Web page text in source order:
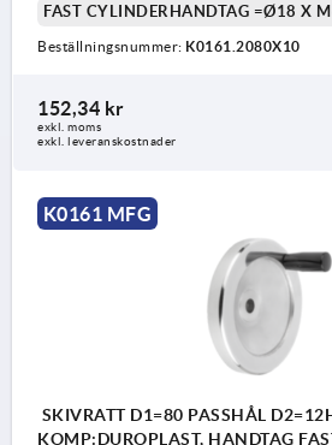
FAST CYLINDERHANDTAG =Ø18 X
Beställningsnummer: K0161.2080X10
152,34 kr
exkl. moms
exkl. leveranskostnader
K0161 MFG
SKIVRATT D1=80 PASSHÅL
KOMP:DUROPLAST, HANDTAG